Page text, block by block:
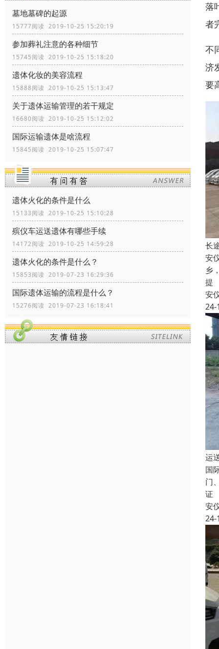
墓地墓碑的起源
15777阅读 2019-10-25 15:20:19
参加葬礼注意的各种细节
15745阅读 2019-10-25 15:18:20
遗体化妆的美容流程
15888阅读 2019-10-25 15:13:47
关于遗体运输管理的若干规定
16680阅读 2019-10-25 15:12:02
国际运输遗体是啥流程
15845阅读 2019-10-25 15:07:47
遗体火化的条件是什么
15133阅读 2019-10-25 15:10:28
殡仪车运送遗体有哪些手续
14172阅读 2019-10-25 14:59:28
遗体火化的条件是什么？
15853阅读 2019-07-23 16:29:36
国际遗体运输的流程是什么？
15276阅读 2019-07-23 16:18:41
落
者
不
济
要
长
安
乡
提
安
24-
运
国
门
证
安
24-